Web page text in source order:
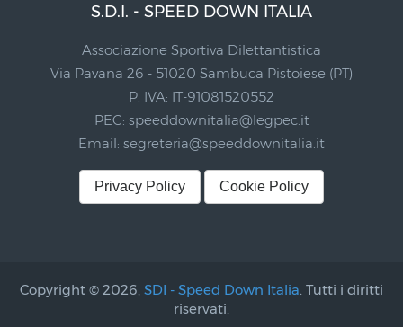
S.D.I. - SPEED DOWN ITALIA
Associazione Sportiva Dilettantistica
Via Pavana 26 - 51020 Sambuca Pistoiese (PT)
P. IVA: IT-91081520552
PEC: speeddownitalia@legpec.it
Email: segreteria@speeddownitalia.it
Privacy Policy Cookie Policy
Copyright © 2026, SDI - Speed Down Italia. Tutti i diritti
riservati.